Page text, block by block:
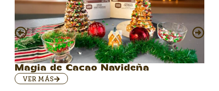
Magia de Cacao Navideña
VER MÁS